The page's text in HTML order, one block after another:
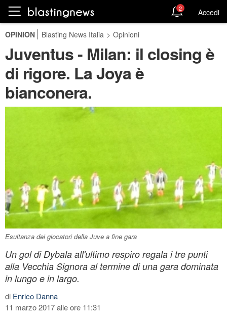
2 Accedi
OPINION Blasting News Italia > Opinioni
Juventus - Milan: il closing è
di rigore. La Joya è
bianconera.
Esultanza dei giocatori della Juve a fine gara
Un gol di Dybala all'ultimo respiro regala i tre punti
alla Vecchia Signora al termine di una gara dominata
in lungo e in largo.
di Enrico Danna
11 marzo 2017 alle ore 11:31